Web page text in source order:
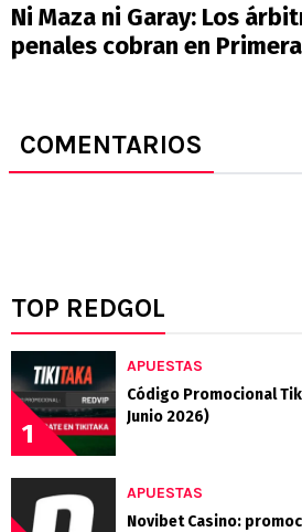
Ni Maza ni Garay: Los
penales cobran en Primera
COMENTARIOS
TOP REDGOL
1
APUESTAS
Código Promocional
Junio 2026)
APUESTAS
Novibet Casino: